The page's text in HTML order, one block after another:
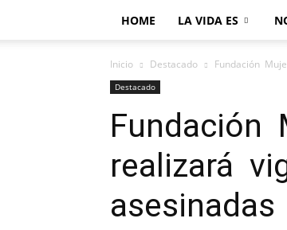
HOME LA VIDA ES
Inicio Destacado Fundación
Destacado
Fundación
realizará